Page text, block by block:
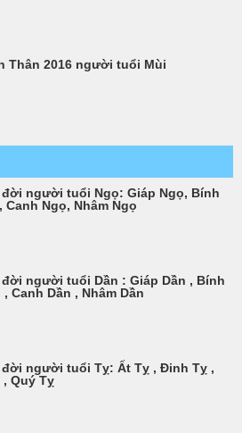
Thân 2016 người tuổi Mùi
người tuổi Ngọ: Giáp Ngọ, Bính
Canh Ngọ, Nhâm Ngọ
người tuổi Dần : Giáp Dần , Bính
, Canh Dần , Nhâm Dần
người tuổi Tỵ: Ất Tỵ , Đinh Tỵ ,
, Quý Tỵ